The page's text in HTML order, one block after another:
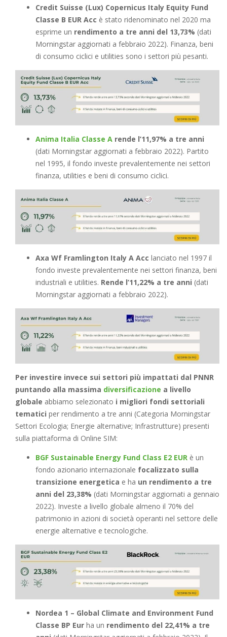
Credit Suisse (Lux) Copernicus Italy Equity Fund
Classe B EUR Acc è stato ridenominato nel 2020 ma
esprime un rendimento a tre anni del 13,73% (dati
Morningstar aggiornati a febbraio 2022). Finanza, beni
di consumo ciclici e utilities sono i settori più pesanti.
Anima Italia Classe A rende l’11,97% a tre anni
(dati Morningstar aggiornati a febbraio 2022). Partito
nel 1995, il fondo investe prevalentemente nei settori
finanza, utilities e beni di consumo ciclici.
Axa Wf Framlington Italy A Acc lanciato nel 1997 il
fondo investe prevalentemente nei settori finanza, beni
industriali e utilities. Rende l’11,22% a tre anni (dati
Morningstar aggiornati a febbraio 2022).
Per investire invece sui settori più impattati dal PNNR
puntando alla massima diversificazione a livello
globale abbiamo selezionato i migliori fondi settoriali
tematici per rendimento a tre anni (Categoria Morningstar
Settori Ecologia; Energie alternative; Infrastrutture) presenti
sulla piattaforma di Online SIM:
BGF Sustainable Energy Fund Class E2 EUR è un
fondo azionario internazionale focalizzato sulla
transizione energetica e ha un rendimento a tre
anni del 23,38% (dati Morningstar aggiornati a gennaio
2022). Investe a livello globale almeno il 70% del
patrimonio in azioni di società operanti nel settore delle
energie alternative e tecnologiche.
Nordea 1 – Global Climate and Environment Fund
Classe BP Eur ha un rendimento del 22,41% a tre